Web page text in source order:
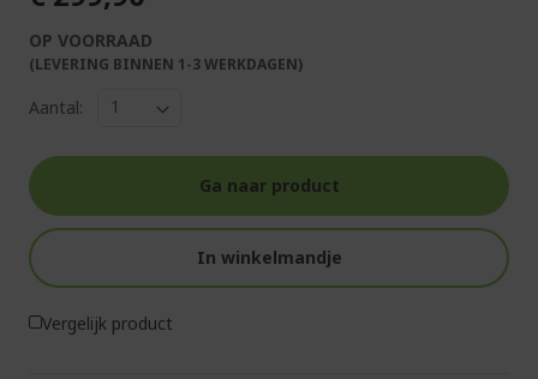
OP VOORRAAD
(LEVERING BINNEN 1-3 WERKDAGEN)
Aantal:
Ga naar product
In winkelmandje
Vergelijk product